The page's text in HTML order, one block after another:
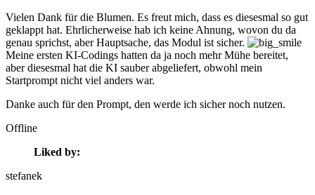
Vielen Dank für die Blumen. Es freut mich, dass es diesesmal so gut
geklappt hat. Ehrlicherweise hab ich keine Ahnung, wovon du da
genau sprichst, aber Hauptsache, das Modul ist sicher.
Meine ersten KI-Codings hatten da ja noch mehr Mühe bereitet,
aber diesesmal hat die KI sauber abgeliefert, obwohl mein
Startprompt nicht viel anders war.
Danke auch für den Prompt, den werde ich sicher noch nutzen.
Offline
Liked by:
stefanek